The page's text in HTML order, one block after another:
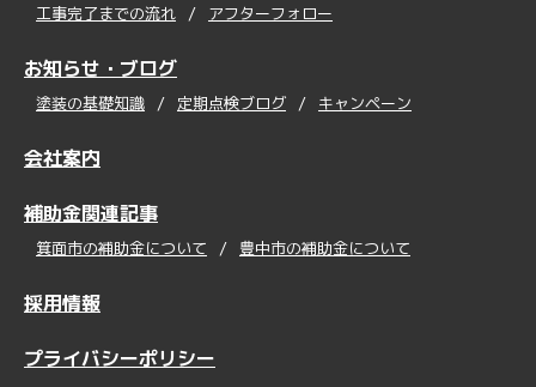
工事完了までの流れ アフターフォロー
お知らせ・ブログ
塗装の基礎知識 定期点検ブログ キャンペーン
会社案内
補助金関連記事
箕面市の補助金について 豊中市の補助金について
採用情報
プライバシーポリシー